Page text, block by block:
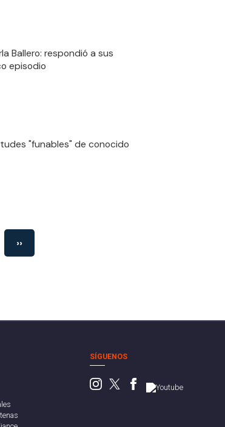
Ballero: respondió a sus
episodio
"funables" de conocido
››
SÍGUENOS